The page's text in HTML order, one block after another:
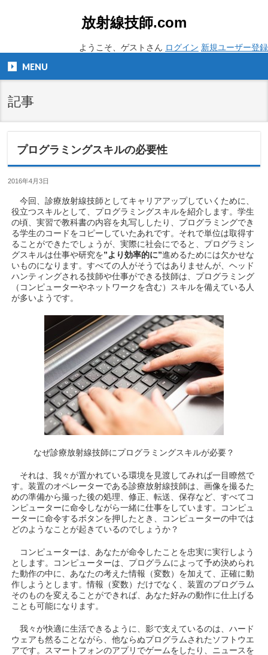
放射線技師.com
ようこそ、ゲストさん ログイン 新規ユーザー登録
MENU
記事
プログラミングスキルの必要性
2016年4月3日
今回、診療放射線技師としてキャリアアップしていくために、
役立つスキルとして、プログラミングスキルを紹介します。学生
の頃、実習で教科書の内容を丸写ししたり、プログラミングでき
る学生のコードをコピーしていたあれです。それで単位は取得す
ることができたでしょうが、実際に社会にでると、プログラミン
グスキルは仕事や研究を”より効率的に”進めるためには欠かせな
いものになります。すべての人がそうではありませんが、ヘッド
ハンティングされる技師や仕事ができる技師は、プログラミング
（コンピューターやネットワークを含む）スキルを備えている人
が多いようです。
なぜ診療放射線技師にプログラミングスキルが必要？
それは、我々が置かれている環境を見渡してみれば一目瞭然で
す。装置のオペレーターである診療放射線技師は、画像を撮るた
めの準備から撮った後の処理、修正、転送、保存など、すべてコ
ンピューターに命令しながら一緒に仕事をしています。コンピュ
ーターに命令するボタンを押したとき、コンピューターの中では
どのようなことが起きているのでしょうか？
コンピューターは、あなたが命令したことを忠実に実行しよう
とします。コンピューターは、プログラムによって予め決められ
た動作の中に、あなたの考えた情報（変数）を加えて、正確に動
作しようとします。情報（変数）だけでなく、装置のプログラム
そのものを変えることができれば、あなた好みの動作に仕上げる
ことも可能になります。
我々が快適に生活できるように、影で支えているのは、ハード
ウェアも然ることながら、他ならぬプログラムされたソフトウエ
アです。スマートフォンのアプリでゲームをしたり、ニュースを